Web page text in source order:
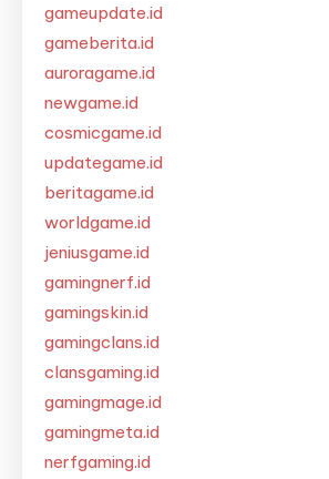
gameupdate.id
gameberita.id
auroragame.id
newgame.id
cosmicgame.id
updategame.id
beritagame.id
worldgame.id
jeniusgame.id
gamingnerf.id
gamingskin.id
gamingclans.id
clansgaming.id
gamingmage.id
gamingmeta.id
nerfgaming.id